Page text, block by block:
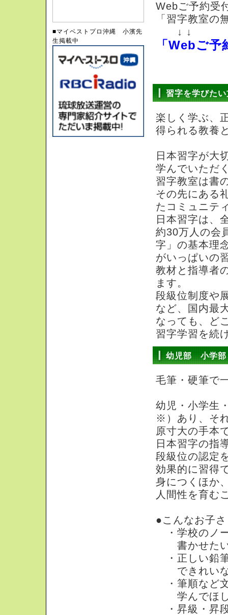
■マイベストプロ沖縄 小濱先
生掲載中
Webご予約受
「習字教室の
↓ ↓
「Webご
習字を学びた
楽しく学ぶ、
得られる教養
日本習字が大
学んでいただ
習字教室は書
その先にある
たコミュニテ
日本習字は、
約30万人の会
字」の基本理
がいっぱいの
教材と指導者
ます。
段級位制度や
など、国内最
なっても、ど
習字学習を続
幼児部 小学
毛筆・硬筆で
幼児・小学生
※）あり、そ
原寸大の手本
日本習字の指
段級位の認定
効果的に習得
身につくほか
人間性を育む
●こんなお子
・学校のノ
書かせた
・正しい鉛
できれいな
・筆順など
学んでほ
・昇級・昇